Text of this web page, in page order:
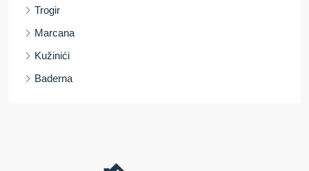
Trogir
Marcana
Kužinići
Baderna